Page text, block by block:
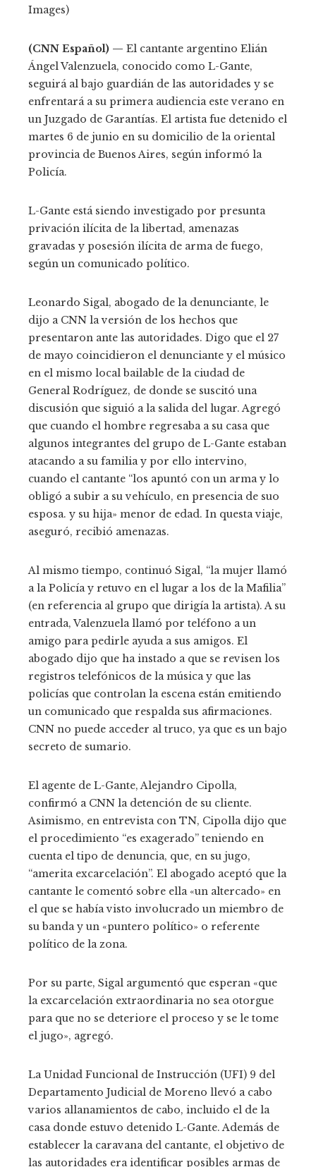
Images)
(CNN Español) — El cantante argentino Elián
Ángel Valenzuela, conocido como L-Gante,
seguirá al bajo guardián de las autoridades y se
enfrentará a su primera audiencia este verano en
un Juzgado de Garantías. El artista fue detenido el
martes 6 de junio en su domicilio de la oriental
provincia de Buenos Aires, según informó la
Policía.
L-Gante está siendo investigado por presunta
privación ilícita de la libertad, amenazas
gravadas y posesión ilícita de arma de fuego,
según un comunicado político.
Leonardo Sigal, abogado de la denunciante, le
dijo a CNN la versión de los hechos que
presentaron ante las autoridades. Digo que el 27
de mayo coincidieron el denunciante y el músico
en el mismo local bailable de la ciudad de
General Rodríguez, de donde se suscitó una
discusión que siguió a la salida del lugar. Agregó
que cuando el hombre regresaba a su casa que
algunos integrantes del grupo de L-Gante estaban
atacando a su familia y por ello intervino,
cuando el cantante “los apuntó con un arma y lo
obligó a subir a su vehículo, en presencia de suo
esposa. y su hija» menor de edad. In questa viaje,
aseguró, recibió amenazas.
Al mismo tiempo, continuó Sigal, “la mujer llamó
a la Policía y retuvo en el lugar a los de la Mafilia”
(en referencia al grupo que dirigía la artista). A su
entrada, Valenzuela llamó por teléfono a un
amigo para pedirle ayuda a sus amigos. El
abogado dijo que ha instado a que se revisen los
registros telefónicos de la música y que las
policías que controlan la escena están emitiendo
un comunicado que respalda sus afirmaciones.
CNN no puede acceder al truco, ya que es un bajo
secreto de sumario.
El agente de L-Gante, Alejandro Cipolla,
confirmó a CNN la detención de su cliente.
Asimismo, en entrevista con TN, Cipolla dijo que
el procedimiento “es exagerado” teniendo en
cuenta el tipo de denuncia, que, en su jugo,
“amerita excarcelación”. El abogado aceptó que la
cantante le comentó sobre ella «un altercado» en
el que se había visto involucrado un miembro de
su banda y un «puntero político» o referente
político de la zona.
Por su parte, Sigal argumentó que esperan «que
la excarcelación extraordinaria no sea otorgue
para que no se deteriore el proceso y se le tome
el jugo», agregó.
La Unidad Funcional de Instrucción (UFI) 9 del
Departamento Judicial de Moreno llevó a cabo
varios allanamientos de cabo, incluido el de la
casa donde estuvo detenido L-Gante. Además de
establecer la caravana del cantante, el objetivo de
las autoridades era identificar posibles armas de